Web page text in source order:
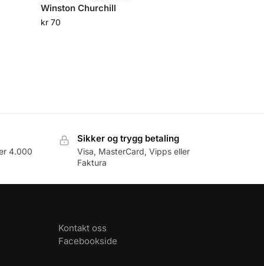
Winston Churchill
kr 70
4.000
Sikker og trygg betaling
Visa, MasterCard, Vipps eller
Faktura
Kontakt oss
Facebookside